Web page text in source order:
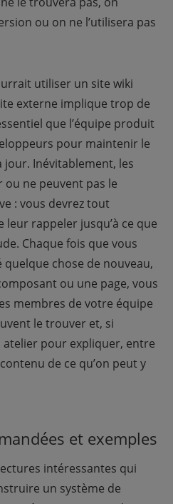
ou on ne l’utilisera pas
utiliser un site wiki
externe implique trop de
que l’équipe produit
pour maintenir le
jour. Inévitablement, les
ou ne peuvent pas le
: vous devrez tout
rappeler jusqu’à ce que
Chaque fois que vous
chose de nouveau,
ou une page, vous
membres de votre équipe
le trouver et, si
atelier pour expliquer, entre
de ce qu’on peut y
et exemples
intéressantes qui
un système de